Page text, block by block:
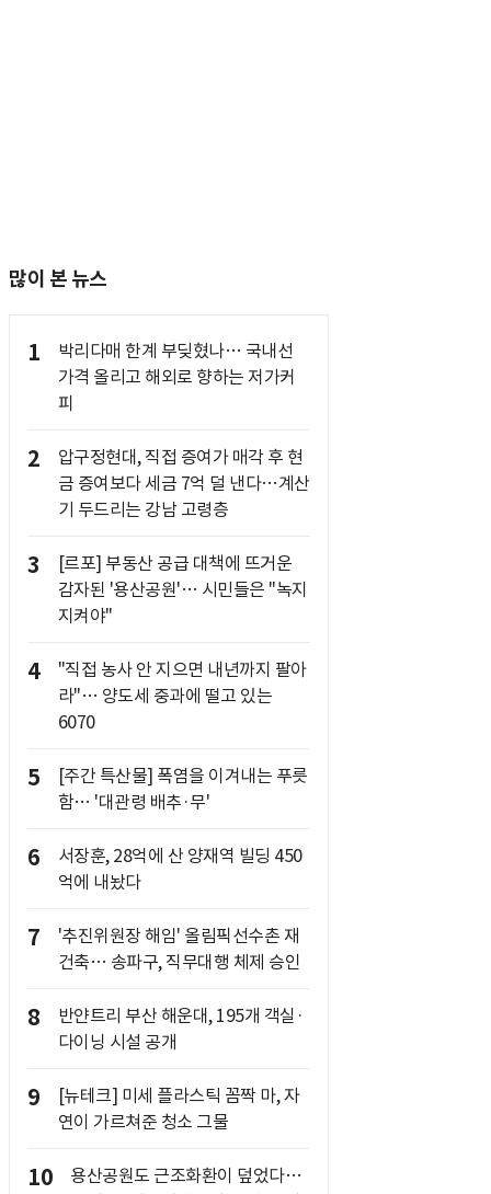
많이 본 뉴스
1
박리다매 한계 부딪혔나… 국내선
가격 올리고 해외로 향하는 저가커
피
2
압구정현대, 직접 증여가 매각 후 현
금 증여보다 세금 7억 덜 낸다…계산
기 두드리는 강남 고령층
3
[르포] 부동산 공급 대책에 뜨거운
감자된 '용산공원'… 시민들은 "녹지
지켜야"
4
"직접 농사 안 지으면 내년까지 팔아
라"… 양도세 중과에 떨고 있는
6070
5
[주간 특산물] 폭염을 이겨내는 푸릇
함… '대관령 배추·무'
6
서장훈, 28억에 산 양재역 빌딩 450
억에 내놨다
7
'추진위원장 해임' 올림픽선수촌 재
건축… 송파구, 직무대행 체제 승인
8
반얀트리 부산 해운대, 195개 객실·
다이닝 시설 공개
9
[뉴테크] 미세 플라스틱 꼼짝 마, 자
연이 가르쳐준 청소 그물
10
용산공원도 근조화환이 덮었다…